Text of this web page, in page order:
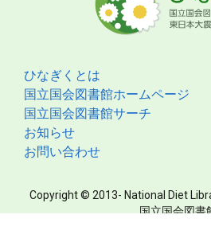
ひなぎくとは
国立国会図書館ホームページ
国立国会図書館サーチ
お知らせ
お問い合わせ
Copyright © 2013- National Diet